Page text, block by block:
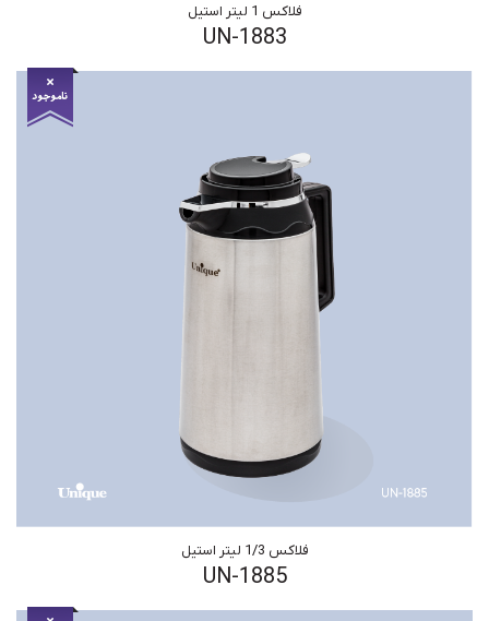
فلاکس 1 لیتر استیل
UN-1883
فلاکس 1/3 لیتر استیل
UN-1885